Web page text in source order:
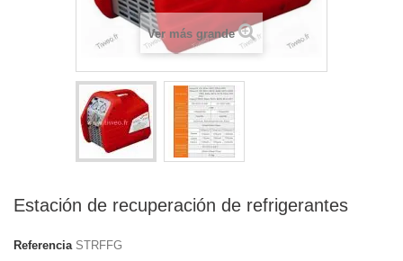
Ver más grande
Estación de recuperación de refrigerantes
Referencia STRFFG